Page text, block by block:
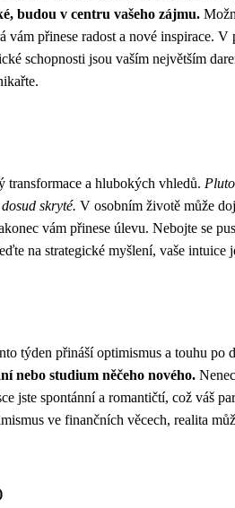
budou v centru vašeho zájmu.
vám přinese radost a nové inspirace.
schopnosti jsou vaším největším
transformace a hlubokých vhledů.
skryté. V osobním životě může
vám přinese úlevu. Nebojte se
na strategické myšlení, vaše intuice
týden přináší optimismus a touhu po
nebo studium něčeho nového.
jste spontánní a romantičtí, což váš
ve finančních věcech, realita